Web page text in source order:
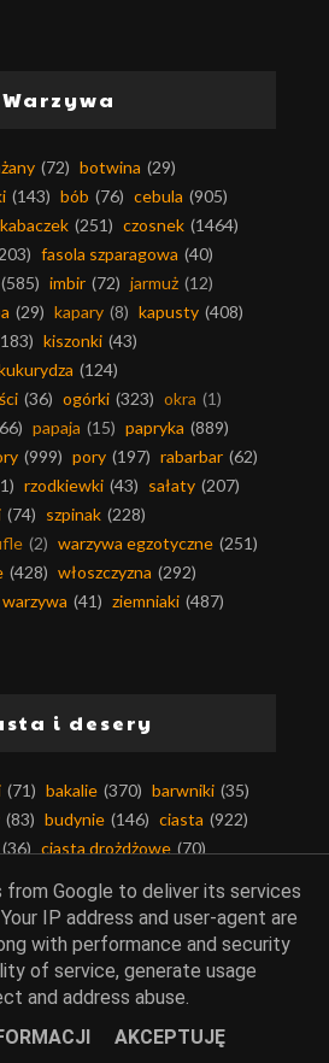
Warzywa
(72) botwina (29)
(143) bób (76) cebula (905)
(251) czosnek (1464)
fasola szparagowa (40)
(585) imbir (72) jarmuż (12)
(29) kapary (8) kapusty (408)
kiszonki (43)
(124)
(36) ogórki (323) okra (1)
papaja (15) papryka (889)
(999) pory (197) rabarbar (62)
rzodkiewki (43) sałaty (207)
(74) szpinak (228)
(2) warzywa egzotyczne (251)
(428) włoszczyzna (292)
(41) ziemniaki (487)
i desery
(71) bakalie (370) barwniki (35)
(83) budynie (146) ciasta (922)
(36) ciasta drożdżowe (70)
ciasta ucierane
(189)
ciasta z owocami
ciastka i ciasteczka (163)
francuskie (63)
parzone (17)
from Google to deliver its services
IP address and user-agent are
with performance and security
of service, generate usage
and address abuse.
AKCEPTUJĘ